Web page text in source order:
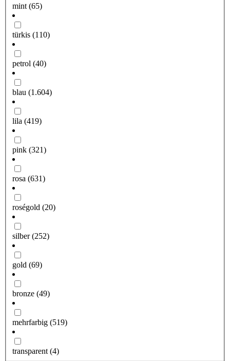
mint (65)
türkis (110)
petrol (40)
blau (1.604)
lila (419)
pink (321)
rosa (631)
roségold (20)
silber(252)
gold (69)
bronze (49)
mehrfarbig (519)
transparent (4)